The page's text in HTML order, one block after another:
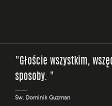
"Głoście wszystkim,
sposoby. "
Św. Dominik Guzman